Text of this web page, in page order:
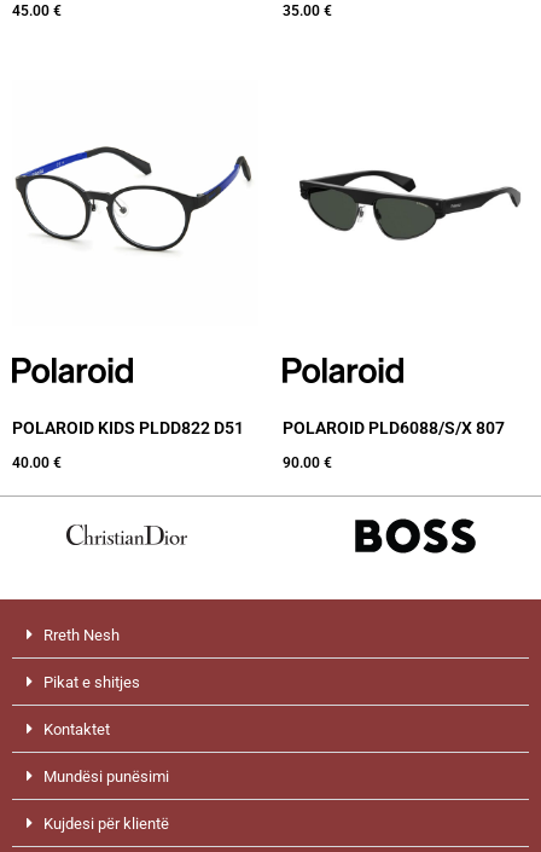
45.00 € 35.00 €
POLAROID KIDS PLDD822 D51
40.00 €
POLAROID PLD6088/S/X 807
90.00 €
Rreth Nesh
Pikat e shitjes
Kontaktet
Mundësi punësimi
Kujdesi për klientë